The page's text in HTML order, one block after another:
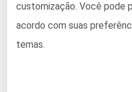
customização. Você pode
acordo com suas
temas.